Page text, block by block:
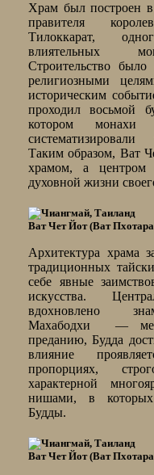
Храм был построен
правителя
Тилоккарат,
влиятельных
Строительство
религиозными
историческим
проходил восьмой
котором монахи
Таким образом, Ват
храмом, а центром
духовной жизни
Ват Чет Йот (Ват
Архитектура храма
традиционных
себе явные
искусства.
вдохновлено
Махабодхи —
преданию, Будда
влияние
пропорциях,
характерной
нишами, в
Будды.
Ват Чет Йот (Ват